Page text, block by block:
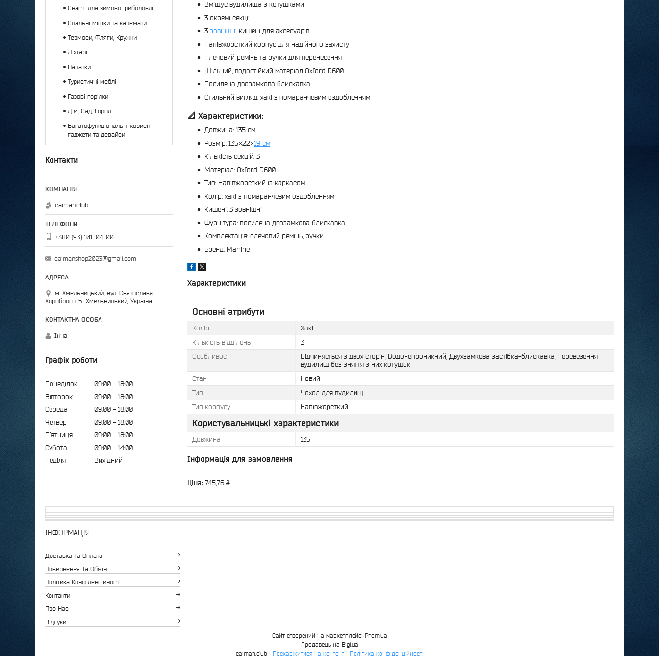
Вміщує вудилища з котушками
3 окремі секції
3 зовнішні кишені для аксесуарів
Напівжорсткий корпус для надійного захисту
Плечовий ремінь та ручки для перенесення
Щільний, водостійкий матеріал Oxford D600
Посилена двозамкова блискавка
Стильний вигляд: хакі з помаранчевим оздобленням
📐 Характеристики:
Довжина: 135 см
Розмір: 135×22×19 см
Кількість секцій: 3
Матеріал: Oxford D600
Тип: Напівжорсткий із каркасом
Колір: хакі з помаранчевим оздобленням
Кишені: 3 зовнішні
Фурнітура: посилена двозамкова блискавка
Комплектація: плечовий ремінь, ручки
Бренд: Marline
Характеристики
Основні атрибути
Колір
Хакі
Кількість відділень
3
Особливості
Відчиняється з двох сторін, Водонепроникний, Двухзамкова застібка-блискавка, Перевезення
вудилищ без зняття з них котушок
Стан
Новий
Тип
Чохол для вудилищ
Тип корпусу
Напівжорсткий
Користувальницькі характеристики
Довжина 135
Інформація для замовлення
Ціна: 745,76 ₴
Снасті для зимової риболовлі
Спальні мішки та каремати
Термоси, Фляги, Кружки
Ліхтарі
Палатки
Туристичні меблі
Газові горілки
Дім, Сад, Город
Багатофункціональні корисні
гаджети та девайси
Контакти
caiman.club
+380 (93) 101-04-00
caimanshop2023@gmail.com
м. Хмельницький, вул. Святослава
Хороброго, 5., Хмельницький, Україна
Інна
Графік роботи
Понеділок 09:00
18:00
Вівторок
09:00
18:00
Середа
09:00
18:00
Четвер
09:00
18:00
Пʼятниця
09:00
18:00
Субота
09:00
14:00
Неділя
Вихідний
ІНФОРМАЦІЯ
Доставка Та Оплата
Повернення Та Обмін
Політика Конфіденційності
Контакти
Про Нас
Відгуки
Сайт створений на маркетплейсі Prom.ua
Продавець на Bigl.ua
caiman.club | Поскаржитися на контент | Політика конфіденційності